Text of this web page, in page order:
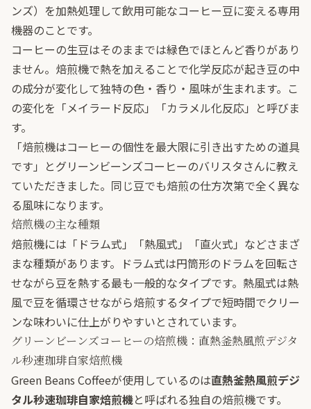
ンズ）を加熱処理して飲用可能なコーヒー豆に変える専用
機器のことです。
コーヒーの生豆はそのままでは緑色でほとんど香りがあり
ません。焙煎機で熱を加えることで化学反応が起き豆の中
の成分が変化して独特の色・香り・風味が生まれます。こ
の変化を「メイラード反応」「カラメル化反応」と呼びま
す。
「焙煎機はコーヒーの個性を最大限に引き出すための道具
です」とグリーンビーンズコーヒーのバリスタさんに教え
ていただきました。同じ豆でも焙煎の仕方次第で全く異な
る風味になります。
焙煎機の主な種類
焙煎機には「ドラム式」「熱風式」「直火式」などさまざ
まな種類があります。ドラム式は円筒形のドラムを回転さ
せながら豆を熱する最も一般的なタイプです。熱風式は熱
風で豆を循環させながら焙煎するタイプで短時間でクリー
ンな味わいに仕上がりやすいとされています。
グリーンビーンズコーヒーの焙煎機：直熱釜熱風煎デジタ
ル秒速珈琲自家焙煎機
Green Beans Coffeeが使用しているのは直熱釜熱風煎デジ
タル秒速珈琲自家焙煎機と呼ばれる独自の焙煎機です。